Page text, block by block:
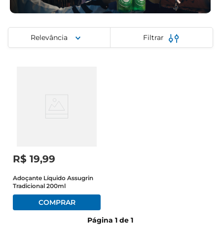
Relevância Filtrar
R$ 19,99
Adoçante Líquido Assugrin
Tradicional 200ml
Página1 de 1
arroz
papel higiênico